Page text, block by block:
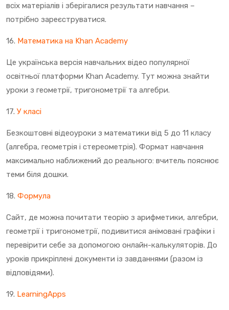
всіх матеріалів і зберігалися результати навчання –
потрібно зареєструватися.
16. Математика на Khan Academy
Це українська версія навчальних відео популярної
освітньої платформи Khan Academy. Тут можна знайти
уроки з геометрії, тригонометрії та алгебри.
17.У класі
Безкоштовні відеоуроки з математики від 5 до 11 класу
(алгебра, геометрія і стереометрія). Формат навчання
максимально наближений до реального: вчитель пояснює
теми біля дошки.
18. Формула
Сайт, де можна почитати теорію з арифметики, алгебри,
геометрії і тригонометрії, подивитися анімовані графіки і
перевірити себе за допомогою онлайн-калькуляторів. До
уроків прикріплені документи із завданнями (разом із
відповідями).
19. LearningApps